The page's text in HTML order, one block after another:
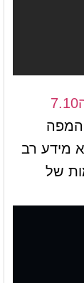
לתחקיר צה"ל על אירועי יום ה7.10
המפה
מידע רב
של